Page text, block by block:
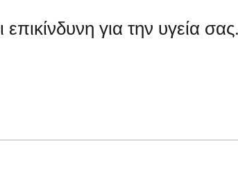
για την υγεία σας.